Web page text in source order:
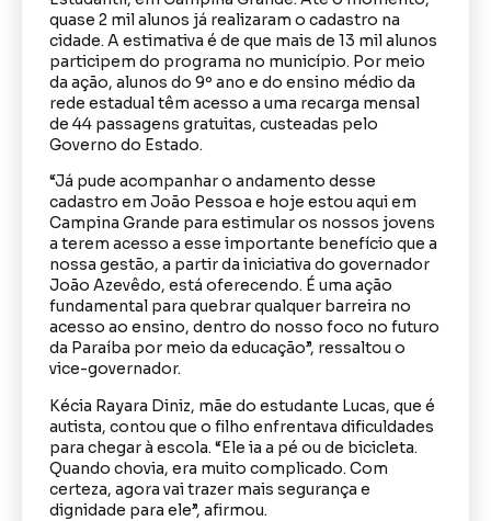
quase 2 mil alunos já realizaram o cadastro na
cidade. A estimativa é de que mais de 13 mil alunos
participem do programa no município. Por meio
da ação, alunos do 9º ano e do ensino médio da
rede estadual têm acesso a uma recarga mensal
de 44 passagens gratuitas, custeadas pelo
Governo do Estado.
“Já pude acompanhar o andamento desse
cadastro em João Pessoa e hoje estou aqui em
Campina Grande para estimular os nossos jovens
a terem acesso a esse importante benefício que a
nossa gestão, a partir da iniciativa do governador
João Azevêdo, está oferecendo. É uma ação
fundamental para quebrar qualquer barreira no
acesso ao ensino, dentro do nosso foco no futuro
da Paraíba por meio da educação”, ressaltou o
vice-governador.
Kécia Rayara Diniz, mãe do estudante Lucas, que é
autista, contou que o filho enfrentava dificuldades
para chegar à escola. “Ele ia a pé ou de bicicleta.
Quando chovia, era muito complicado. Com
certeza, agora vai trazer mais segurança e
dignidade para ele”, afirmou.